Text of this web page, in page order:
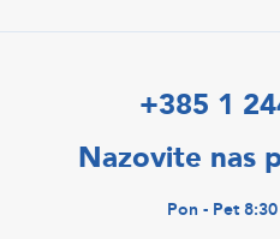
+385 1
Nazovite nas
Pon - Pet